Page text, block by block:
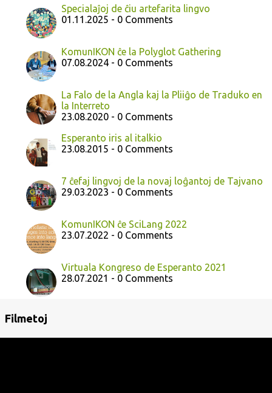
Specialaĵoj de ĉiu artefarita lingvo
01.11.2025 - 0 Comments
KomunIKON ĉe la Polyglot Gathering
07.08.2024 - 0 Comments
La Falo de la Angla kaj la Pliiĝo de Traduko en
la Interreto
23.08.2020 - 0 Comments
Esperanto iris al italkio
23.08.2015 - 0 Comments
7 ĉefaj lingvoj de la novaj loĝantoj de Tajvano
29.03.2023 - 0 Comments
KomunIKON ĉe SciLang 2022
23.07.2022 - 0 Comments
Virtuala Kongreso de Esperanto 2021
28.07.2021 - 0 Comments
Filmetoj